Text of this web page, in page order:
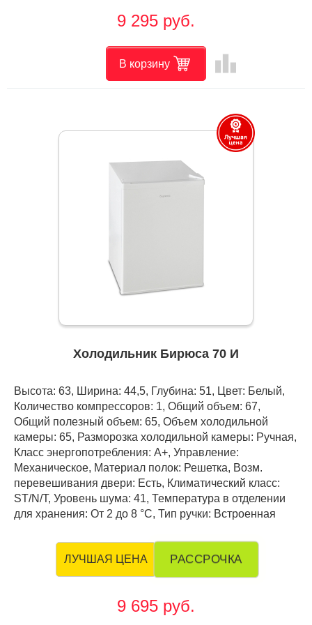
9 295 руб.
В корзину leaderboard
Холодильник Бирюса 70 И
Высота: 63, Ширина: 44,5, Глубина: 51, Цвет: Белый,
Количество компрессоров: 1, Общий объем: 67,
Общий полезный объем: 65, Объем холодильной
камеры: 65, Разморозка холодильной камеры: Ручная,
Класс энергопотребления: А+, Управление:
Механическое, Материал полок: Решетка, Возм.
перевешивания двери: Есть, Климатический класс:
ST/N/T, Уровень шума: 41, Температура в отделении
для хранения: От 2 до 8 °C, Тип ручки: Встроенная
ЛУЧШАЯ ЦЕНА РАССРОЧКА
9 695 руб.